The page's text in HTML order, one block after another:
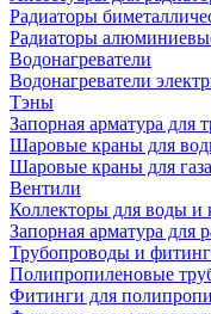
Радиаторы
Радиаторы
Водонагреватели
Водонагреватели
Тэны
Запорная арматура для
Шаровые краны для
Шаровые краны для газа
Вентили
Коллекторы для воды
Запорная арматура для
Трубопроводы и
Полипропиленовые
Фитинги для